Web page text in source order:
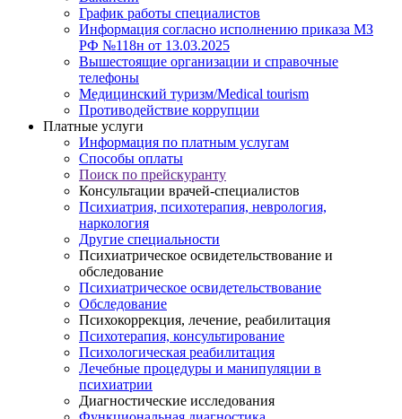
График работы специалистов
Информация согласно исполнению приказа МЗ
РФ №118н от 13.03.2025
Вышестоящие организации и справочные
телефоны
Медицинский туризм/Medical tourism
Противодействие коррупции
Платные услуги
Информация по платным услугам
Способы оплаты
Поиск по прейскуранту
Консультации врачей-специалистов
Психиатрия, психотерапия, неврология,
наркология
Другие специальности
Психиатрическое освидетельствование и
обследование
Психиатрическое освидетельствование
Обследование
Психокоррекция, лечение, реабилитация
Психотерапия, консультирование
Психологическая реабилитация
Лечебные процедуры и манипуляции в
психиатрии
Диагностические исследования